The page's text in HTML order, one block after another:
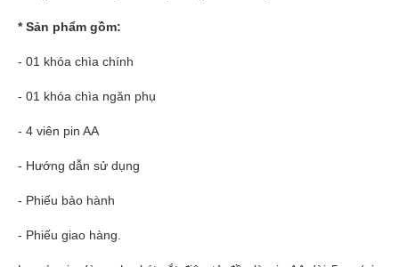
* Sản phẩm gồm:
- 01 khóa chìa chính
- 01 khóa chìa ngăn phụ
- 4 viên pin AA
- Hướng dẫn sử dụng
- Phiếu bảo hành
- Phiếu giao hàng.